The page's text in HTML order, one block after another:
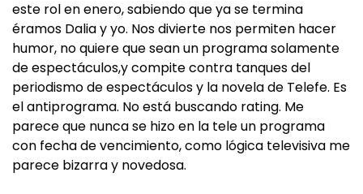
este rol en enero, sabiendo que ya se termina
éramos Dalia y yo. Nos divierte nos permiten hacer
humor, no quiere que sean un programa solamente
de espectáculos,y compite contra tanques del
periodismo de espectáculos y la novela de Telefe. Es
el antiprograma. No está buscando rating. Me
parece que nunca se hizo en la tele un programa
con fecha de vencimiento, como lógica televisiva me
parece bizarra y novedosa.